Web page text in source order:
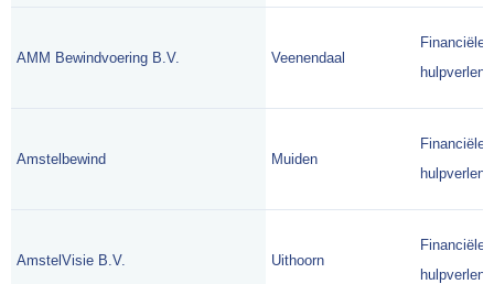
AMM Bewindvoering B.V. Veenendaal
Financiële
Amstelbewind Muiden
Financiële
AmstelVisie B.V. Uithoorn
Financiële